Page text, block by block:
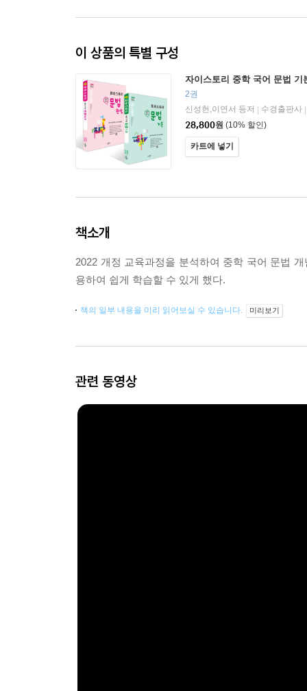
이 상품의 특별 구성
자이스토리 중학 국어 문법 기
2권
신성헌,이연서 등저
수경출판사
28,800원 (10% 할인)
카트에 넣기
책소개
2022 개정 교육과정을 분석하여 중학 국어 문법
용하여 쉽게 학습할 수 있게 했다.
책의 일부 내용을 미리 읽어보실 수 있습니다. 미리보기
관련 동영상